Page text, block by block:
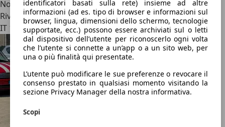
identificatori basati sulla rete) insieme ad altre
informazioni (ad es. tipo di browser e informazioni sul
browser, lingua, dimensioni dello schermo, tecnologie
supportate, ecc.) possono essere archiviati sul o letti
dal dispositivo dell’utente per riconoscerlo ogni volta
che l’utente si connette a un’app o a un sito web, per
una o più finalità qui presentate.
L’utente può modificare le sue preferenze o revocare il
consenso prestato in qualsiasi momento visitando la
sezione Privacy Manager della nostra informativa.
Scopi
Novità
Rivenditore
IT 10126